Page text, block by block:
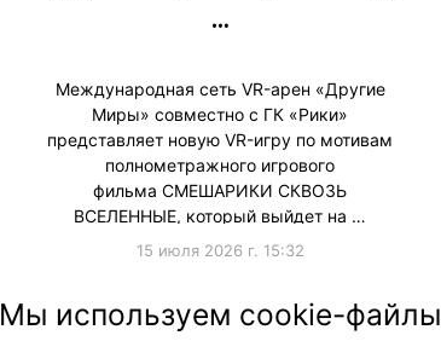
…
Международная сеть VR-арен «Другие
Миры» совместно с ГК «Рики»
представляет новую VR-игру по мотивам
полнометражного игрового
фильма СМЕШАРИКИ СКВОЗЬ
ВСЕЛЕННЫЕ, который выйдет на …
15 июля 2026 г. 15:32
Мы используем cookie-файлы